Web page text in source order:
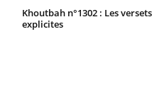
Khoutbah n°1302 : Les
explicites